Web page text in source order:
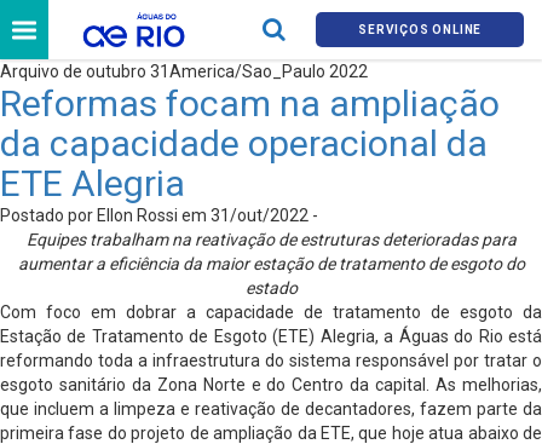
SERVIÇOS ONLINE
Arquivo de outubro 31America/Sao_Paulo 2022
Reformas focam na ampliação
da capacidade operacional da
ETE Alegria
Postado por Ellon Rossi em 31/out/2022 -
Equipes trabalham na reativação de estruturas deterioradas para
aumentar a eficiência da maior estação de tratamento de esgoto do
estado
Com foco em dobrar a capacidade de tratamento de esgoto da
Estação de Tratamento de Esgoto (ETE) Alegria, a Águas do Rio está
reformando toda a infraestrutura do sistema responsável por tratar o
esgoto sanitário da Zona Norte e do Centro da capital. As melhorias,
que incluem a limpeza e reativação de decantadores, fazem parte da
primeira fase do projeto de ampliação da ETE, que hoje atua abaixo de